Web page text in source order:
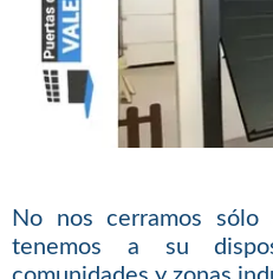
No nos cerramos sólo
tenemos a su